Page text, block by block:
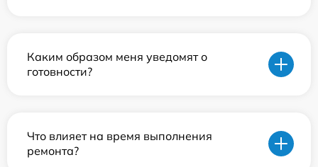
Каким образом меня уведомят о
готовности?
Что влияет на время выполнения
ремонта?